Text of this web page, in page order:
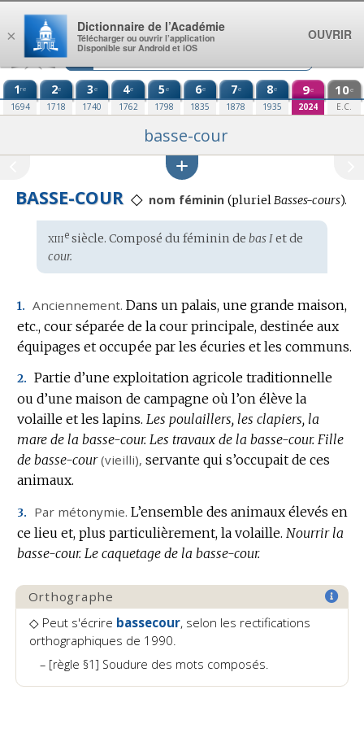
Aller au contenu
1re
1694
2e
1718
3e
1740
4e
1762
5e
1798
6e
1835
7e
1878
8e
1935
9e
2024
10e
E.C.
basse-cour
BASSE-COUR ◇ nom féminin (plurielBasses-cours).
Étymologie
:
xiiiesiècle. Composé du féminin de bas Iet de
cour.
1. Anciennement. Dans un palais, une grande maison,
etc., cour séparée de la cour principale, destinée aux
équipages et occupée par les écuries et les communs.
2. Partie d’une exploitation agricole traditionnelle
ou d’une maison de campagne où l’on élève la
volaille et les lapins. Les poulaillers, les clapiers, la
mare de la basse-cour. Les travaux de la basse-cour. Fille
de basse-cour (vieilli), servante qui s’occupait de ces
animaux.
3. Par métonymie. L’ensemble des animaux élevés en
ce lieu et, plus particulièrement, la volaille. Nourrir la
basse-cour. Le caquetage de la basse-cour.
Orthographe
◇ Peut s'écrire bassecour, selon les rectifications
orthographiques de 1990.
[règle §1] Soudure des mots composés.
×
Dictionnaire de l’Académie
Télécharger ou ouvrir l’application
Disponible sur Android et iOS
OUVRIR